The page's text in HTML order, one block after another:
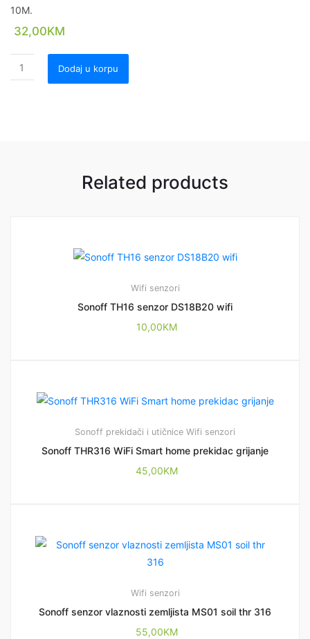
10M.
32,00KM
Dodaj u korpu
Related products
Wifi senzori
Sonoff TH16 senzor DS18B20 wifi
10,00KM
Sonoff prekidači i utičnice Wifi senzori
Sonoff THR316 WiFi Smart home prekidac grijanje
45,00KM
Wifi senzori
Sonoff senzor vlaznosti zemljista MS01 soil thr 316
55,00KM